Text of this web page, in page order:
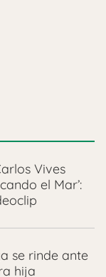
Vives
el Mar’:
se rinde ante
hija